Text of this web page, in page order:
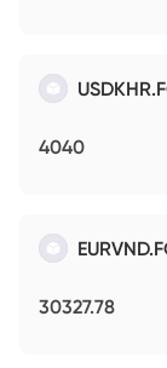
4040
30327.78